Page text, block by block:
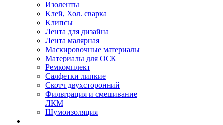
Изоленты
Клей, Хол. сварка
Клипсы
Лента для дизайна
Лента малярная
Маскировочные материалы
Материалы для ОСК
Ремкомплект
Салфетки липкие
Скотч двухсторонний
Фильтрация и смешивание
ЛКМ
Шумоизоляция